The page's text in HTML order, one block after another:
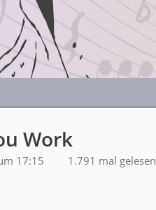
Work
17:15 1.791 mal gelesen